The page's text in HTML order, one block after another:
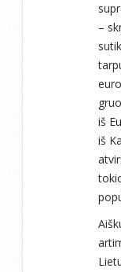
–
iš
iš